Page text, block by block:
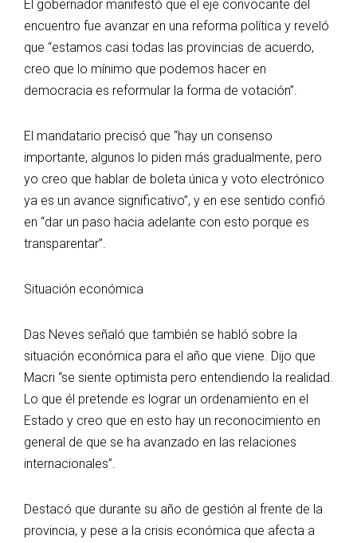
El gobernador manifestó que el eje convocante del
encuentro fue avanzar en una reforma política y reveló
que “estamos casi todas las provincias de acuerdo,
creo que lo mínimo que podemos hacer en
democracia es reformular la forma de votación”.
El mandatario precisó que “hay un consenso
importante, algunos lo piden más gradualmente, pero
yo creo que hablar de boleta única y voto electrónico
ya es un avance significativo”, y en ese sentido confió
en “dar un paso hacia adelante con esto porque es
transparentar”.
Situación económica
Das Neves señaló que también se habló sobre la
situación económica para el año que viene. Dijo que
Macri “se siente optimista pero entendiendo la realidad.
Lo que él pretende es lograr un ordenamiento en el
Estado y creo que en esto hay un reconocimiento en
general de que se ha avanzado en las relaciones
internacionales”.
Destacó que durante su año de gestión al frente de la
provincia, y pese a la crisis económica que afecta a